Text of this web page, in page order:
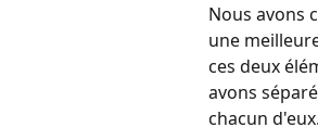
Nous avons
une
ces deux
avons
chacun d'eux.